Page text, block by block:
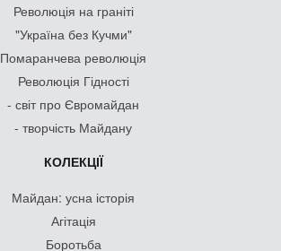
Революція на граніті
"Україна без Кучми"
Помаранчева революція
Революція Гідності
- світ про Євромайдан
- творчість Майдану
КОЛЕКЦІЇ
Майдан: усна історія
Агітація
Боротьба